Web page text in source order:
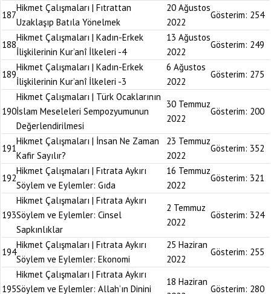
187
Hikmet Çalışmaları | Fıtrattan
Uzaklaşıp Batıla Yönelmek
20 Ağustos
2022
Gösterim: 254
188
Hikmet Çalışmaları | Kadın-Erkek
İlişkilerinin Kur’anî İlkeleri -4
13 Ağustos
2022
Gösterim: 249
189
Hikmet Çalışmaları | Kadın-Erkek
İlişkilerinin Kur’anî İlkeleri -3
6 Ağustos
2022
Gösterim: 275
190
Hikmet Çalışmaları | Türk Ocaklarının
İslam Meseleleri Sempozyumunun
Değerlendirilmesi
30 Temmuz
2022
Gösterim: 200
191
Hikmet Çalışmaları | İnsan Ne Zaman
Kafir Sayılır?
23 Temmuz
2022
Gösterim: 352
192
Hikmet Çalışmaları | Fıtrata Aykırı
Söylem ve Eylemler: Gıda
16 Temmuz
2022
Gösterim: 321
193
Hikmet Çalışmaları | Fıtrata Aykırı
Söylem ve Eylemler: Cinsel
Sapkınlıklar
2 Temmuz
2022
Gösterim: 324
194
Hikmet Çalışmaları | Fıtrata Aykırı
Söylem ve Eylemler: Ekonomi
25 Haziran
2022
Gösterim: 255
195
Hikmet Çalışmaları | Fıtrata Aykırı
Söylem ve Eylemler: Allah’ın Dinini
18 Haziran
Gösterim: 280